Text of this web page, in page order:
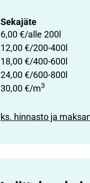
Sekajäte
6,00 €/alle 200l
12,00 €/200-400l
18,00 €/400-600l
24,00 €/600-800l
30,00 €/m3
ks. hinnasto ja